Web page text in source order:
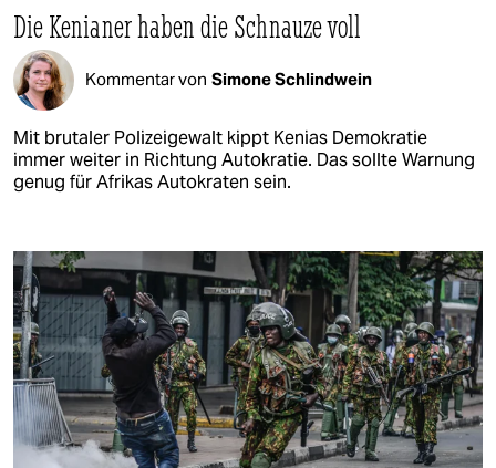
Die Kenianer haben die Schnauze voll
Kommentar von Simone Schlindwein
Mit brutaler Polizeigewalt kippt Kenias Demokratie
immer weiter in Richtung Autokratie. Das sollte Warnung
genug für Afrikas Autokraten sein.